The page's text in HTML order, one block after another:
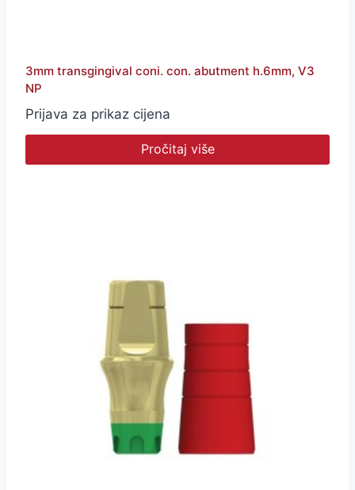
3mm transgingival coni. con. abutment h.6mm, V3
NP
Prijava za prikaz cijena
Pročitaj više